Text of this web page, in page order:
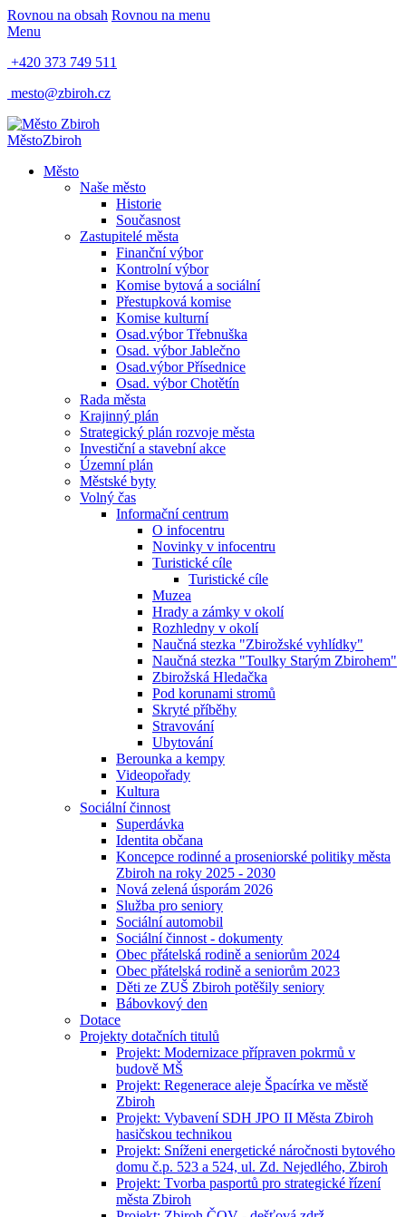
Rovnou na obsah Rovnou na menu
Menu
+420 373 749 511
mesto@zbiroh.cz
MěstoZbiroh
Město
Naše město
Historie
Současnost
Zastupitelé města
Finanční výbor
Kontrolní výbor
Komise bytová a sociální
Přestupková komise
Komise kulturní
Osad.výbor Třebnuška
Osad. výbor Jablečno
Osad.výbor Přísednice
Osad. výbor Chotětín
Rada města
Krajinný plán
Strategický plán rozvoje města
Investiční a stavební akce
Územní plán
Městské byty
Volný čas
Informační centrum
O infocentru
Novinky v infocentru
Turistické cíle
Turistické cíle
Muzea
Hrady a zámky v okolí
Rozhledny v okolí
Naučná stezka "Zbirožské vyhlídky"
Naučná stezka "Toulky Starým Zbirohem"
Zbirožská Hledačka
Pod korunami stromů
Skryté příběhy
Stravování
Ubytování
Berounka a kempy
Videopořady
Kultura
Sociální činnost
Superdávka
Identita občana
Koncepce rodinné a proseniorské politiky města
Zbiroh na roky 2025 - 2030
Nová zelená úsporám 2026
Služba pro seniory
Sociální automobil
Sociální činnost - dokumenty
Obec přátelská rodině a seniorům 2024
Obec přátelská rodině a seniorům 2023
Děti ze ZUŠ Zbiroh potěšily seniory
Bábovkový den
Dotace
Projekty dotačních titulů
Projekt: Modernizace přípraven pokrmů v
budově MŠ
Projekt: Regenerace aleje Špacírka ve městě
Zbiroh
Projekt: Vybavení SDH JPO II Města Zbiroh
hasičskou technikou
Projekt: Sníženi energetické náročnosti bytového
domu č.p. 523 a 524, ul. Zd. Nejedlého, Zbiroh
Projekt: Tvorba pasportů pro strategické řízení
města Zbiroh